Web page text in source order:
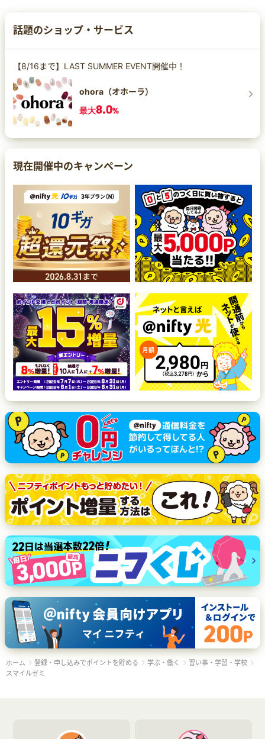
話題のショップ・サービス
【8/16まで】LAST SUMMER EVENT開催中！
ohora（オホーラ）
最大8.0%
現在開催中のキャンペーン
ホーム 登録・申し込みでポイントを貯める 学ぶ・働く
習い事・学習・学校
スマイルゼミ